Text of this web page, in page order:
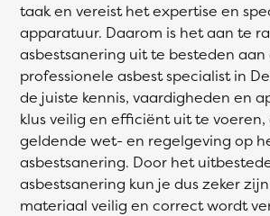
taak en vereist het expertise en
apparatuur. Daarom is het aan te
asbestsanering uit te besteden aan
professionele asbest specialist in
de juiste kennis, vaardigheden en
klus veilig en efficiënt uit te voeren,
geldende wet- en regelgeving op
asbestsanering. Door het
asbestsanering kun je dus zeker
materiaal veilig en correct wordt